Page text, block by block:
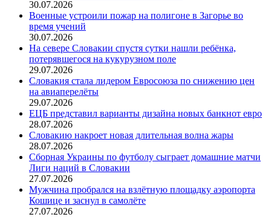
30.07.2026
Военные устроили пожар на полигоне в Загорье во
время учений
30.07.2026
На севере Словакии спустя сутки нашли ребёнка,
потерявшегося на кукурузном поле
29.07.2026
Словакия стала лидером Евросоюза по снижению цен
на авиаперелёты
29.07.2026
ЕЦБ представил варианты дизайна новых банкнот евро
28.07.2026
Словакию накроет новая длительная волна жары
28.07.2026
Сборная Украины по футболу сыграет домашние матчи
Лиги наций в Словакии
27.07.2026
Мужчина пробрался на взлётную площадку аэропорта
Кошице и заснул в самолёте
27.07.2026